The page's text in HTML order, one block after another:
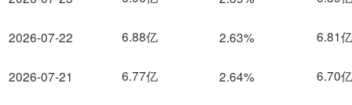
2026-07-22
2026-07-21
6.88亿 2.63% 6.81亿
6.77亿 2.64% 6.70亿